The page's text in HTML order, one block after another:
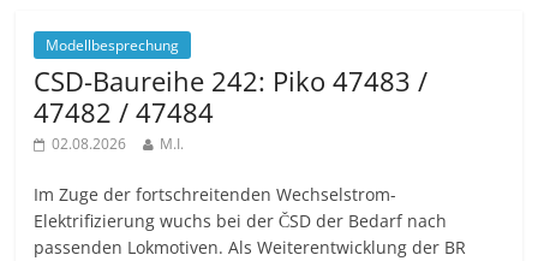
Modellbesprechung
CSD-Baureihe 242: Piko 47483 /
47482 / 47484
02.08.2026 M.I.
Im Zuge der fortschreitenden Wechselstrom-
Elektrifizierung wuchs bei der ČSD der Bedarf nach
passenden Lokmotiven. Als Weiterentwicklung der BR